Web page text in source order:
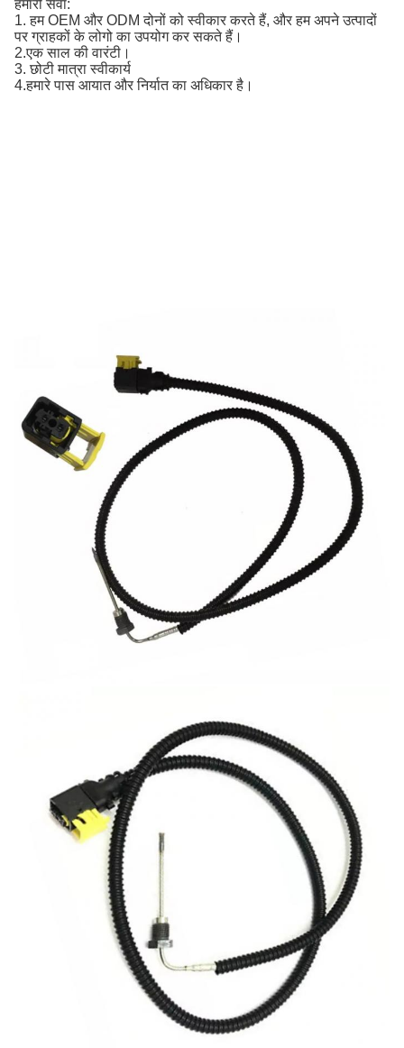
हमारी सेवा:
1. हम OEM और ODM दोनों को स्वीकार करते हैं, और हम अपने उत्पादों
पर ग्राहकों के लोगो का उपयोग कर सकते हैं।
2.एक साल की वारंटी।
3. छोटी मात्रा स्वीकार्य
4.हमारे पास आयात और निर्यात का अधिकार है।